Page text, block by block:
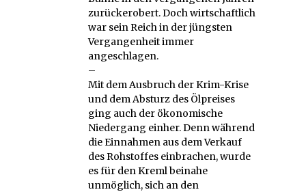
zurückerobert. Doch wirtschaftlich
war sein Reich in der jüngsten
Vergangenheit immer
angeschlagen.
–
Mit dem Ausbruch der Krim-Krise
und dem Absturz des Ölpreises
ging auch der ökonomische
Niedergang einher. Denn während
die Einnahmen aus dem Verkauf
des Rohstoffes einbrachen, wurde
es für den Kreml beinahe
unmöglich, sich an den